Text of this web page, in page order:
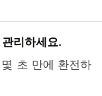
리하세요.
초 만에 환전하